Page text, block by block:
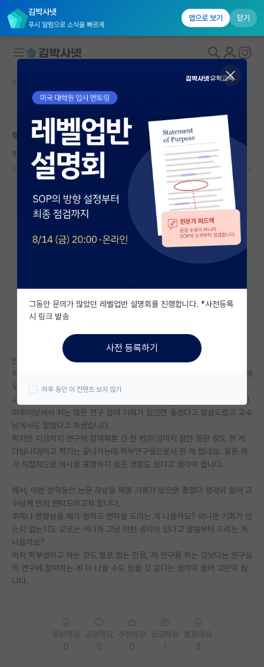
김박사넷
푸시 알림으로 소식을 빠르게
앱으로 보기 닫기
대학원생 모집
국내대학원 정보
연구실&오픈랩
커뮤니티
커뮤니티 홈
전체글보기
베스트 게시판
자유 게시판(아무개랩)
미국 유학 게시판
미국 대학원 합격 후기 게시판
대학원생 모집 게시판
연구실(PI) 홍보 게시판
석박사 채용 정보 게시판
임용 정보 게시판
취업 게시판
임용 후기 게시판
PI 전용 게시판
인문사회 계열 게시판
커뮤니티 홈
본문이 수정되지 않는 박제글입니다.
학연생 논문
취한 로버트 후크
2026.06.08 7 1177
안녕하세요. 올해 3월부터 자대 랩실에서 학부연구생을 하고 있습니다.
저는 석사를 더 좋은 타대에서 하고 싶은 마음이 있어서, 이 사실을 교수님께
도 말씀을 드린 상태입니다.
교수님께서 그럼 우리 연구실에서 학부연구생을 하면서 하고 싶은게 뭐냐고
여쭈어보셔서 저는 많은 연구 참여 기회가 있으면 좋겠다고 말씀드렸고 교수
님께서도 알겠다고 하셨습니다.
하지만 지금까지 연구에 참여해본 건 한 번(이것마저 잠깐 참관 정도 한 게
다입니다)이고 학기는 끝나가는데 학부연구생으로서 한 게 없네요. 물론 제
가 직접적으로 의사를 표명하지 않은 영향도 있다고 생각이 듭니다.
해서, 이번 방학동안 논문 작성을 해볼 기회가 있으면 좋겠다 생각이 들어 교
수님께 먼저 연락드리고자 합니다.
주제나 방향성을 제가 정하고 연락을 드리는 게 나을까요? 아니면 기회가 있
는지 없는지도 모르는 거니까 그냥 이런 생각이 있다고 말씀부터 드리는 게
나을까요?
아직 학부생이고 아는 것도 별로 없는 만큼, 제 연구를 하는 것보다는 연구실
의 연구에 참여하는 게 더 나을 수도 있을 것 같다는 생각이 들어 고민이 됩
니다.
그동안 문의가 많았던 레벨업반 설명회를 진행합니다. *사전등록
시 링크 발송
사전 등록하기
하루 동안 이 컨텐츠 보지 않기